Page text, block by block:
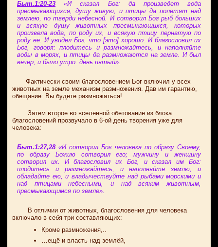
Быт.1:20-23 «И сказал Бог: да произведет вода
пресмыкающихся, душу живую; и птицы да полетят над
землею, по тверди небесной. И сотворил Бог рыб больших
и всякую душу животных пресмыкающихся, которых
произвела вода, по роду их, и всякую птицу пернатую по
роду ее. И увидел Бог, что [это] хорошо. И благословил их
Бог, говоря: плодитесь и размножайтесь, и наполняйте
воды в морях, и птицы да размножаются на земле. И был
вечер, и было утро: день пятый».
Фактически своим благословением Бог включил у всех
животных на земле механизм размножения. Дав им гарантию,
обещание: Вы будете размножаться!
Затем второе во вселенной обетование из блока
благословений прозвучало в 6-ой день творения уже для
человека:
Быт.1:27,28«И сотворил Бог человека по образу Своему,
по образу Божию сотворил его; мужчину и женщину
сотворил их. И благословил их Бог, и сказал им Бог:
плодитесь и размножайтесь, и наполняйте землю, и
обладайте ею, и владычествуйте над рыбами морскими и
над птицами небесными, и над всяким животным,
пресмыкающимся по земле».
В отличии от животных, благословения для человека
включало в себя три составляющих:
Кроме размножения,..
…ещё и власть над землёй,